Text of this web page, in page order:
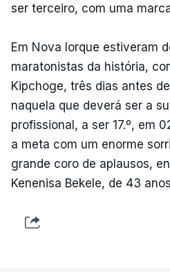
ser terceiro, com uma
Em Nova Iorque estiveram
maratonistas da história,
Kipchoge, três dias antes
naquela que deverá ser a
profissional, a ser 17.º, em
a meta com um enorme
grande coro de aplausos,
Kenenisa Bekele, de 43